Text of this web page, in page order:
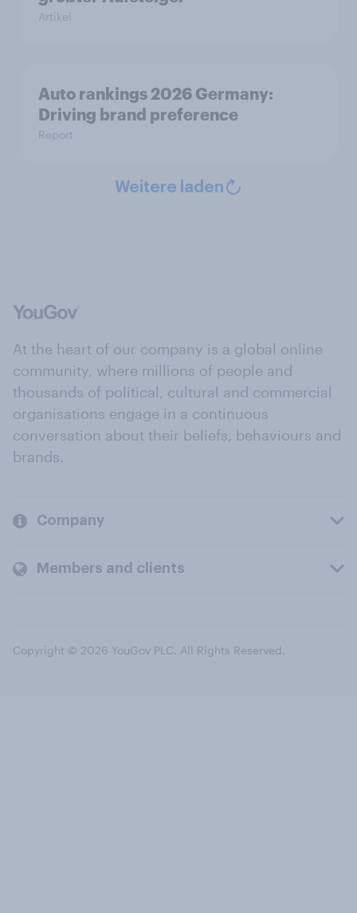
Artikel
Auto rankings 2026 Germany:
Driving brand preference
Report
Weitere laden
At the heart of our company is a global online
community, where millions of people and
thousands of political, cultural and commercial
organisations engage in a continuous
conversation about their beliefs, behaviours and
brands.
Company
Members and clients
Copyright © 2026 YouGov PLC. All Rights Reserved.